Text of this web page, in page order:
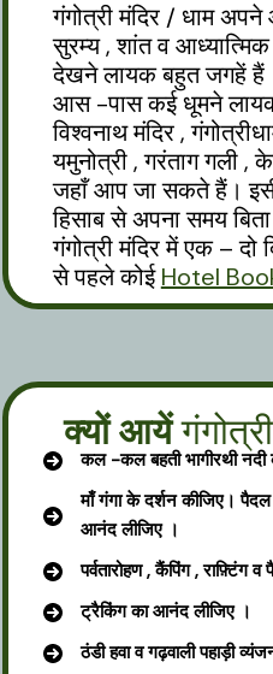
गंगोत्री मंदिर / धाम
सुरम्य , शांत व आध्यात्मिक
देखने लायक बहुत जगहें हैं
आस -पास कई धूमने
विश्वनाथ मंदिर ,
यमुनोत्री , गरंताग गली ,
जहाँ आप जा सकते हैं।
हिसाब से अपना समय
गंगोत्री मंदिर में एक –
से पहले कोईHotel
क्यों आयें
कल -कल बहती भागीरथी नदी
माँ गंगा के दर्शन कीजिए।
आनंद लीजिए ।
पर्वतारोहण , कैंपिंग , राफ़्टिंग व
ट्रैकिंग का आनंद लीजिए ।
ठंडी हवा व गढ़वाली पहाड़ी